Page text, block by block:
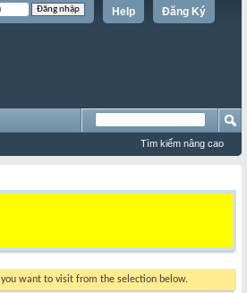
Đăng Ký
Help
Tìm kiếm nâng cao
want to visit from the selection below.